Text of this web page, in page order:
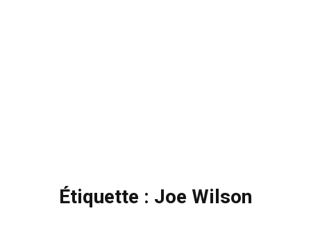
Étiquette : Joe Wilson